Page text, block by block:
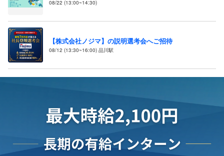
08/22 (13:00~14:30)
【株式会社ノジマ】の説明選考会へご招待
08/12 (13:30~16:00) 品川駅